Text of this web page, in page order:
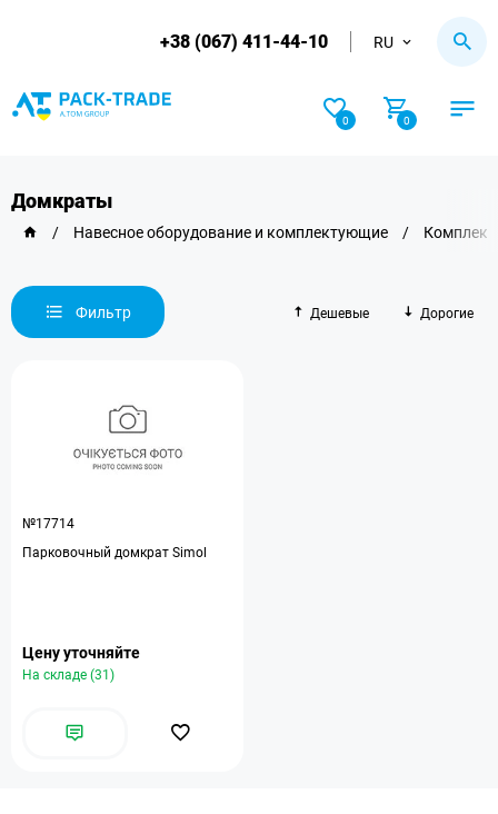
+38 (067) 411-44-10 RU
0 0
Домкраты
/ Навесное оборудование и комплектующие /
Фильтр Дешевые Дорогие
№17714
Парковочный домкрат Simol
Цену уточняйте
На складе (31)